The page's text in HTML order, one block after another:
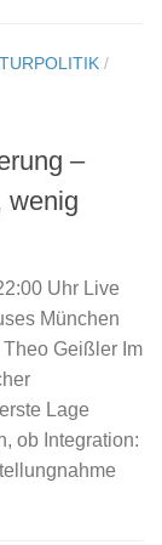
/
–
wenig
Uhr Live
München
Geißler Im
Lage
ob Integration: